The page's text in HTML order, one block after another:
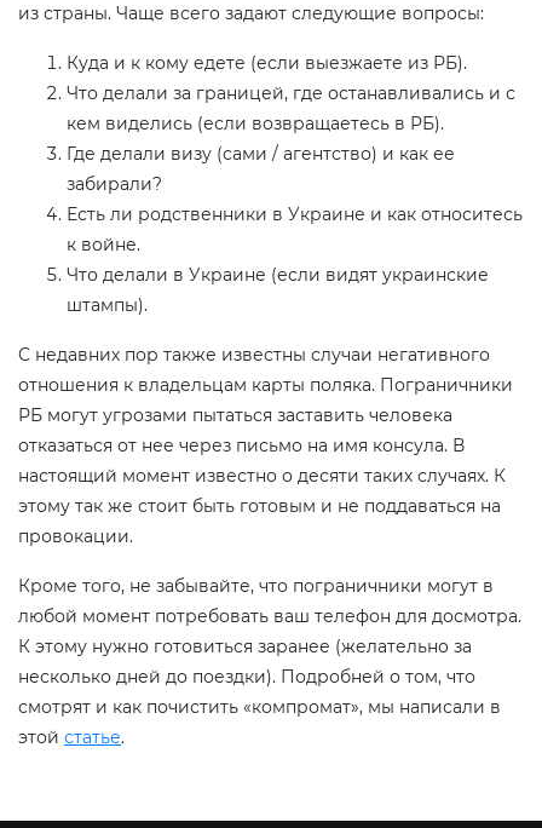
из страны. Чаще всего задают следующие вопросы:
Куда и к кому едете (если выезжаете из РБ).
Что делали за границей, где останавливались и с
кем виделись (если возвращаетесь в РБ).
Где делали визу (сами / агентство) и как ее
забирали?
Есть ли родственники в Украине и как относитесь
к войне.
Что делали в Украине (если видят украинские
штампы).
С недавних пор также известны случаи негативного
отношения к владельцам карты поляка. Пограничники
РБ могут угрозами пытаться заставить человека
отказаться от нее через письмо на имя консула. В
настоящий момент известно о десяти таких случаях. К
этому так же стоит быть готовым и не поддаваться на
провокации.
Кроме того, не забывайте, что пограничники могут в
любой момент потребовать ваш телефон для досмотра.
К этому нужно готовиться заранее (желательно за
несколько дней до поездки). Подробней о том, что
смотрят и как почистить «компромат», мы написали в
этой статье.